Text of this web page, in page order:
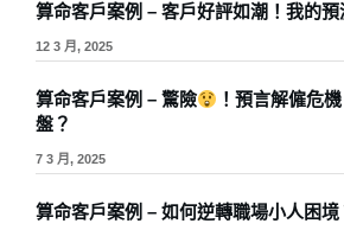
算命客戶案例 – 客戶好評如潮！我的預
12 3 月, 2025
算命客戶案例 – 驚險
！預言解僱危
盤？
7 3 月, 2025
算命客戶案例 – 如何逆轉職場小人困境